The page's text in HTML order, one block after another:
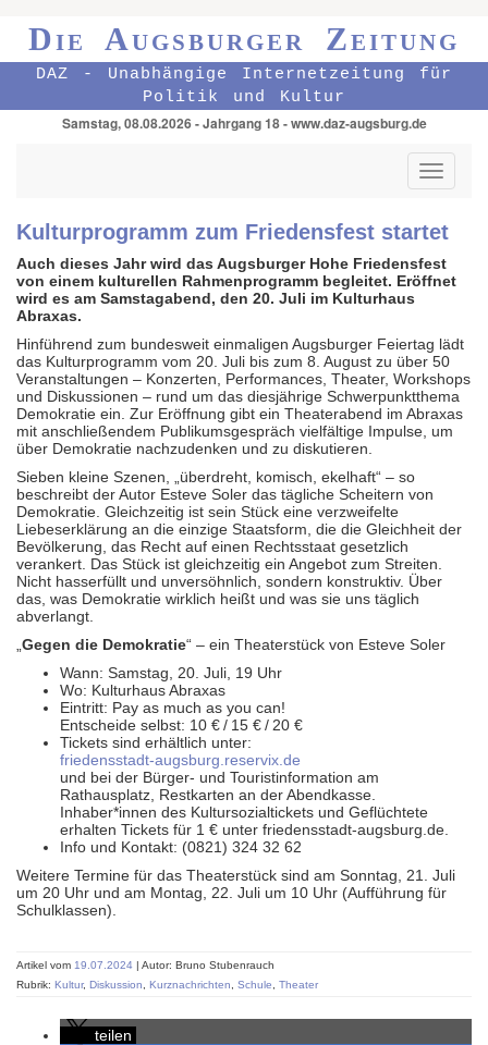
Die Augsburger Zeitung
DAZ - Unabhängige Internetzeitung für
Politik und Kultur
Samstag, 08.08.2026 - Jahrgang 18 - www.daz-augsburg.de
Toggle
Kulturprogramm zum Friedensfest startet
Auch dieses Jahr wird das Augsburger Hohe Friedensfest
von einem kulturellen Rahmenprogramm begleitet. Eröffnet
wird es am Samstagabend, den 20. Juli im Kulturhaus
Abraxas.
Hinführend zum bundesweit einmaligen Augsburger Feiertag lädt
das Kulturprogramm vom 20. Juli bis zum 8. August zu über 50
Veranstaltungen – Konzerten, Performances, Theater, Workshops
und Diskussionen – rund um das diesjährige Schwerpunktthema
Demokratie ein. Zur Eröffnung gibt ein Theaterabend im Abraxas
mit anschließendem Publikumsgespräch vielfältige Impulse, um
über Demokratie nachzudenken und zu diskutieren.
Sieben kleine Szenen, „überdreht, komisch, ekelhaft“ – so
beschreibt der Autor Esteve Soler das tägliche Scheitern von
Demokratie. Gleichzeitig ist sein Stück eine verzweifelte
Liebeserklärung an die einzige Staatsform, die die Gleichheit der
Bevölkerung, das Recht auf einen Rechtsstaat gesetzlich
verankert. Das Stück ist gleichzeitig ein Angebot zum Streiten.
Nicht hasserfüllt und unversöhnlich, sondern konstruktiv. Über
das, was Demokratie wirklich heißt und was sie uns täglich
abverlangt.
Gegen die Demokratie“ – ein Theaterstück von Esteve Soler
Wann: Samstag, 20. Juli, 19 Uhr
Wo: Kulturhaus Abraxas
Eintritt: Pay as much as you can!
Entscheide selbst: 10 € / 15 € / 20 €
Tickets sind erhältlich unter:
friedensstadt-augsburg.reservix.de
und bei der Bürger- und Touristinformation am
Rathausplatz, Restkarten an der Abendkasse.
Inhaber*innen des Kultursozialtickets und Geflüchtete
erhalten Tickets für 1 € unter friedensstadt-augsburg.de.
Info und Kontakt: (0821) 324 32 62
Weitere Termine für das Theaterstück sind am Sonntag, 21. Juli
um 20 Uhr und am Montag, 22. Juli um 10 Uhr (Aufführung für
Schulklassen).
Artikel vom 19.07.2024 | Autor: Bruno Stubenrauch
Rubrik: Kultur, Diskussion Kurznachrichten Schule Theater
teilen